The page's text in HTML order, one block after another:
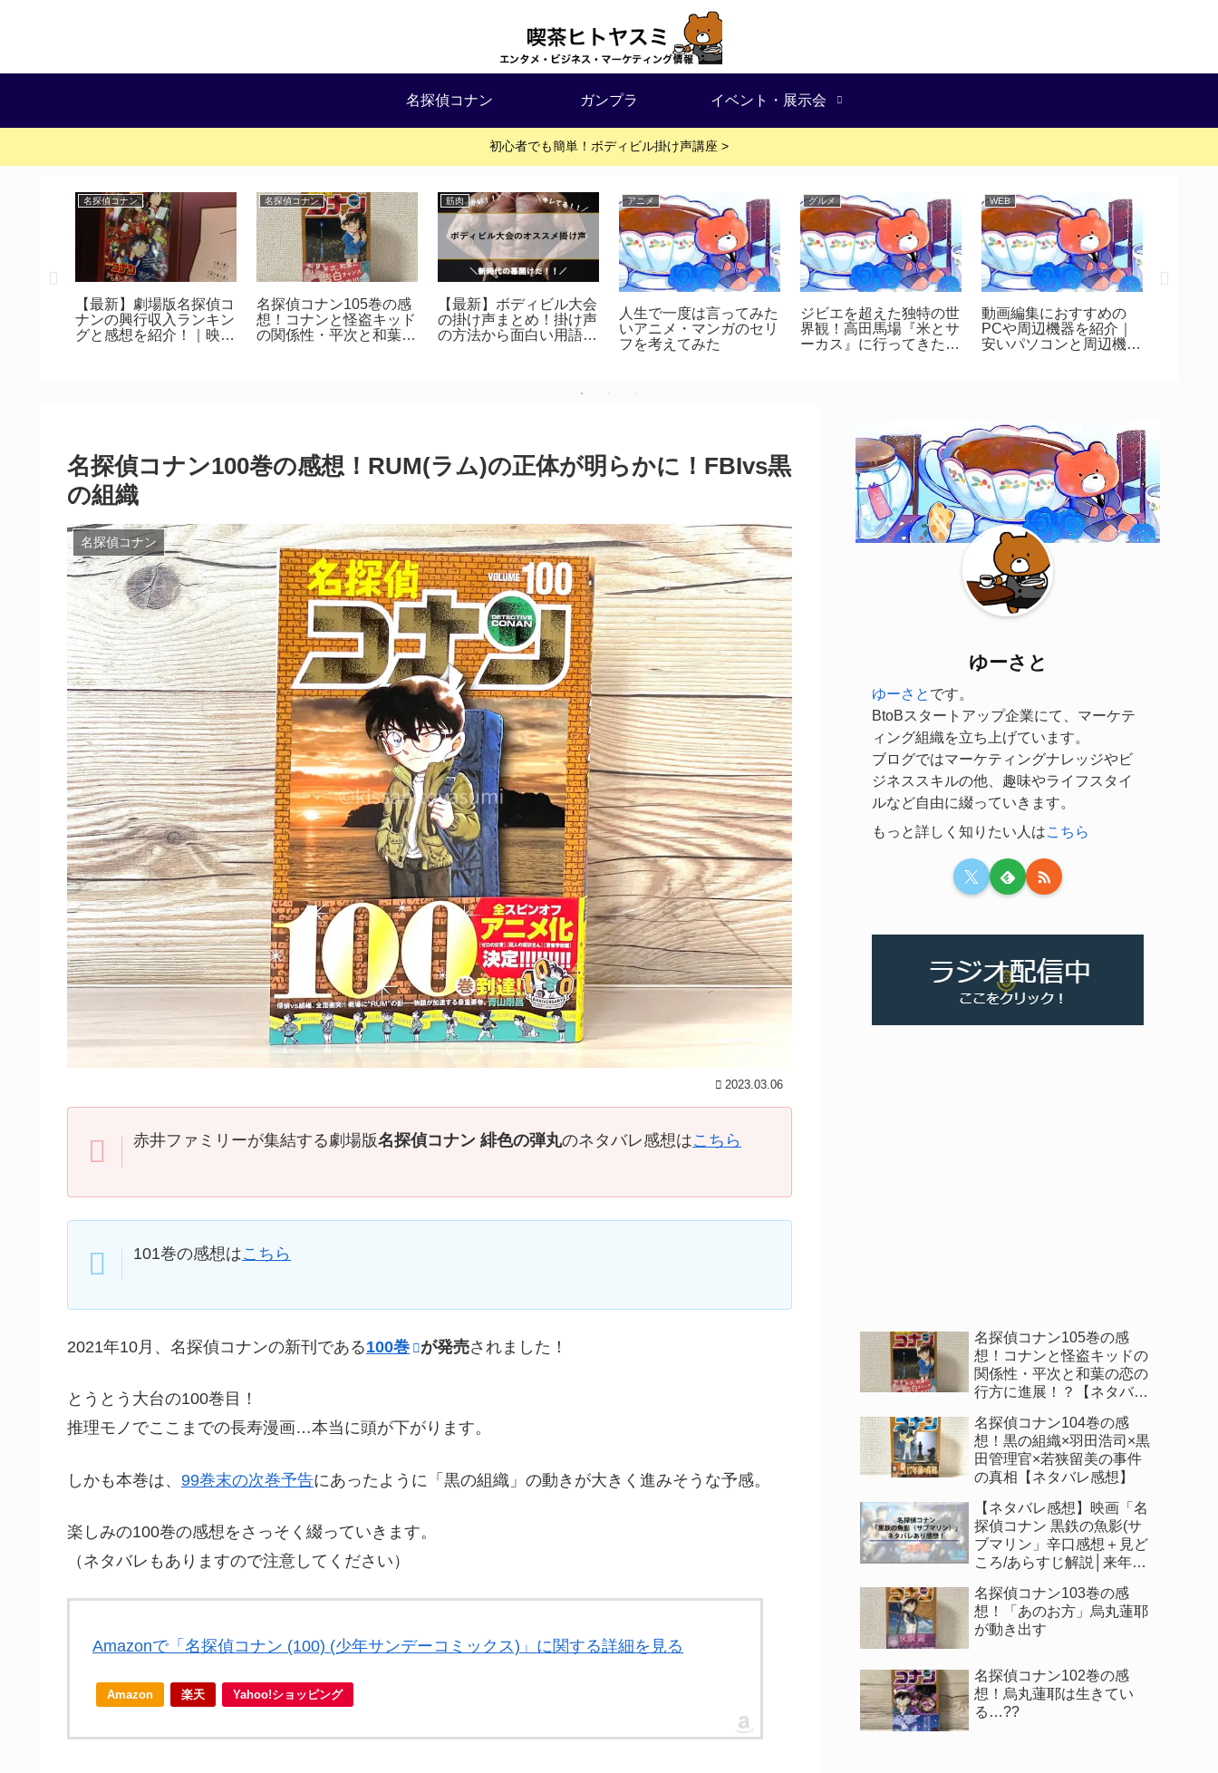
名探偵コナン ガンプラ イベント・展示会
初心者でも簡単！ボディビル掛け声講座 >
名探偵コナン
【最新】劇場版名探偵コ
ナンの興行収入ランキン
グと感想を紹介！｜映画
名探偵コナン
名探偵コナン105巻の感
想！コナンと怪盗キッド
の関係性・平次と和葉の
筋肉
【最新】ボディビル大会
の掛け声まとめ！掛け声
の方法から面白い用語
アニメ
人生で一度は言ってみた
いアニメ・マンガのセリ
フを考えてみた
グルメ
ジビエを超えた独特の世
界観！高田馬場『米とサ
ーカス』に行ってきた感
WEB
動画編集におすすめの
PCや周辺機器を紹介｜
安いパソコンと周辺機器
名探偵コナン100巻の感想！RUM(ラム)の正体が明らかに！FBIvs黒
の組織
名探偵コナン
2023.03.06
赤井ファミリーが集結する劇場版名探偵コナン 緋色の弾丸のネタバレ感想はこちら
101巻の感想はこちら
2021年10月、名探偵コナンの新刊である100巻 が発売されました！
とうとう大台の100巻目！
推理モノでここまでの長寿漫画…本当に頭が下がります。
しかも本巻は、 99巻末の次巻予告にあったように「黒の組織」の動きが大きく進みそうな予感。
楽しみの100巻の感想をさっそく綴っていきます。
（ネタバレもありますので注意してください）
Amazonで「名探偵コナン (100) (少年サンデーコミックス)」に関する詳細を見る
Amazon 楽天 Yahoo!ショッピング
ゆーさと
ゆーさと です。
BtoBスタートアップ企業にて、マーケテ
ィング組織を立ち上げています。
ブログではマーケティングナレッジやビ
ジネススキルの他、趣味やライフスタイ
ルなど自由に綴っていきます。
もっと詳しく知りたい人はこちら
名探偵コナン105巻の感
想！コナンと怪盗キッドの
関係性・平次と和葉の恋の
行方に進展！？【ネタバレ
名探偵コナン104巻の感
想！黒の組織×羽田浩司×黒
田管理官×若狭留美の事件
の真相【ネタバレ感想】
【ネタバレ感想】映画「名
探偵コナン 黒鉄の魚影(サ
ブマリン」辛口感想＋見ど
ころ/あらすじ解説│来年公
名探偵コナン103巻の感
想！「あのお方」烏丸蓮耶
が動き出す
名探偵コナン102巻の感
想！烏丸蓮耶は生きてい
る…??